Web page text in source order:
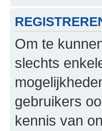
Om te
slechts
gebruikers
kennis van